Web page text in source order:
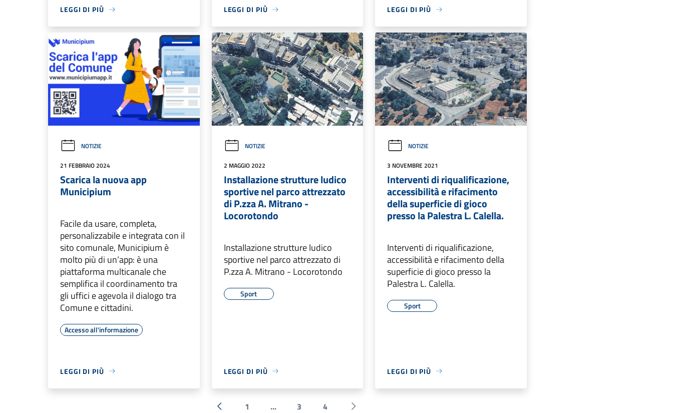
LEGGI DI PIÙ LEGGI DI PIÙ LEGGI DI PIÙ
NOTIZIE
21 FEBBRAIO 2024
Scarica la nuova app
Municipium
Facile da usare, completa,
personalizzabile e integrata con il
sito comunale, Municipium è
molto più di un’app: è una
piattaforma multicanale che
semplifica il coordinamento tra
gli uffici e agevola il dialogo tra
Comune e cittadini.
Accesso all'informazione
LEGGI DI PIÙ
NOTIZIE
2 MAGGIO 2022
Installazione strutture ludico
sportive nel parco attrezzato
di P.zza A. Mitrano -
Locorotondo
Installazione strutture ludico
sportive nel parco attrezzato di
P.zza A. Mitrano - Locorotondo
Sport
LEGGI DI PIÙ
NOTIZIE
3 NOVEMBRE 2021
Interventi di riqualificazione,
accessibilità e rifacimento
della superficie di gioco
presso la Palestra L. Calella.
Interventi di riqualificazione,
accessibilità e rifacimento della
superficie di gioco presso la
Palestra L. Calella.
Sport
LEGGI DI PIÙ
1 ... 3 4